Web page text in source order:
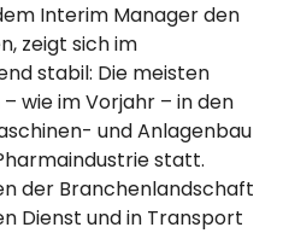
Interim Manager den
zeigt sich im
stabil: Die meisten
wie im Vorjahr – in den
und Anlagenbau
statt.
der Branchenlandschaft
Dienst und in Transport